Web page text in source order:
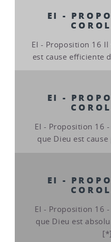
EI -
EI - Proposition 16 Il
est cause efficiente
EI -
EI - Proposition 16
que Dieu est
EI -
EI - Proposition 16
que Dieu est